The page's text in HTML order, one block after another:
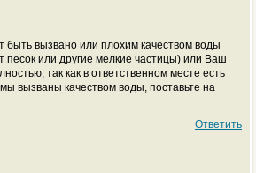
быть вызвано или плохим качеством воды
песок или другие мелкие частицы) или Ваш
так как в ответственном месте есть
вызваны качеством воды, поставьте на
Ответить